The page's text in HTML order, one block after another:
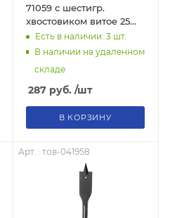
71059 с шестигр.
хвостовиком витое 25
мм, тов-173549
Есть в наличии: 3шт.
В наличии на удаленном
складе
287руб. /шт
В КОРЗИНУ
Арт. : тов-041958